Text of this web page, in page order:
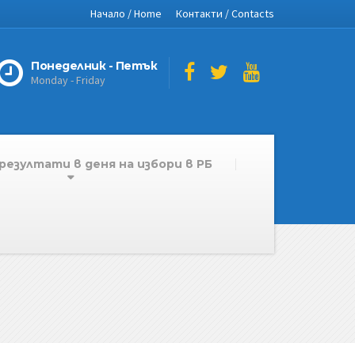
Начало / Home Контакти / Contacts
Понеделник - Петък
Monday - Friday
в деня на избори в РБ